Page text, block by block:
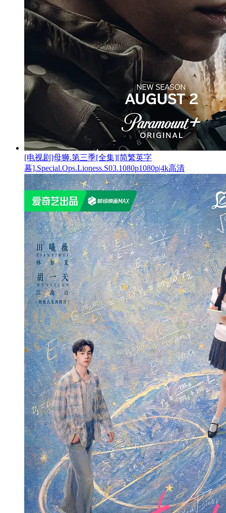
[电视剧]母狮.第三季[全集][简繁英字
幕].Special.Ops.Lioness.S03.1080p1080p|4k高清